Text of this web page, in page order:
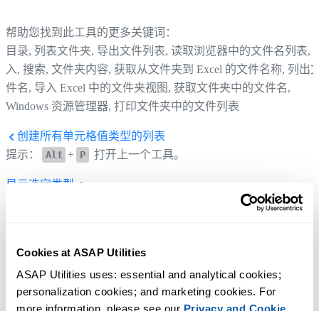
Cookies at ASAP Utilities
ASAP Utilities uses: essential and analytical cookies;
personalization cookies; and marketing cookies. For
帮助您找到此工具的更多关键词：
目录, 列表文件夹, 导出文件列表, 读取浏览器中的文件名列表,
入, 搜索, 文件夹内容, 获取从文件夹到 Excel 的文件名称, 列出
件名, 导入 Excel 中的文件夹视图, 获取文件夹中的文件名,
Windows 资源管理器, 打印文件夹中的文件列表
创建所有单元格值类型的列表
提示：
Alt + P 打开上一个工具。
显示选定类型